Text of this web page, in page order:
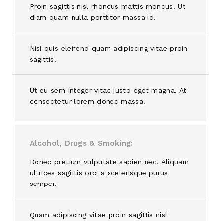
Proin sagittis nisl rhoncus mattis rhoncus. Ut
diam quam nulla porttitor massa id.
Nisi quis eleifend quam adipiscing vitae proin
sagittis.
Ut eu sem integer vitae justo eget magna. At
consectetur lorem donec massa.
Alcohol, Drugs & Smoking
Donec pretium vulputate sapien nec. Aliquam
ultrices sagittis orci a scelerisque purus
semper.
Quam adipiscing vitae proin sagittis nisl